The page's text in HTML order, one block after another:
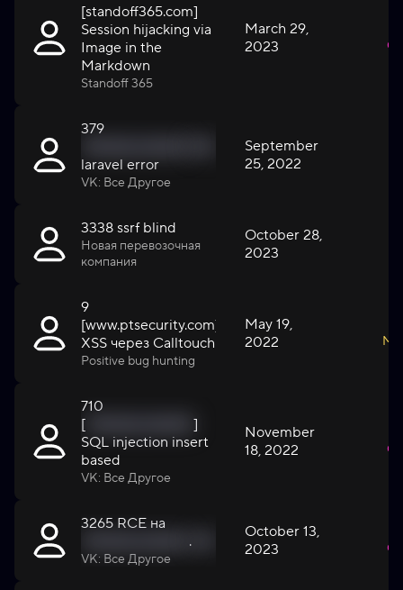
[standoff365.com]
Session hijacking via
Image in the
Markdown
Standoff 365
March 29,
2023
379
'{%mask_value%}
laravel error
VK: Все Другое
September
25, 2022
3338 ssrf blind
Новая перевозочная
компания
October 28,
2023
9
[www.ptsecurity.com]
XSS через Сalltouch
Positive bug hunting
May 19,
2022
710
[
]
SQL injection insert
based
VK: Все Другое
November
18, 2022
3265 RCE на
. '{%mask_value%} .org
VK: Все Другое
October 13,
2023